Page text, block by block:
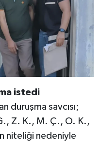
istedi
duruşma savcısı;
Z. K., M. Ç., O. K.,
niteliği nedeniyle